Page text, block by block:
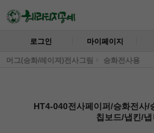
로그인 마이페이지
머그(승화/레이져)전사그림 승화전사용
HT4-040전사페이퍼/승화전사/
칩보드/냅킨/냅